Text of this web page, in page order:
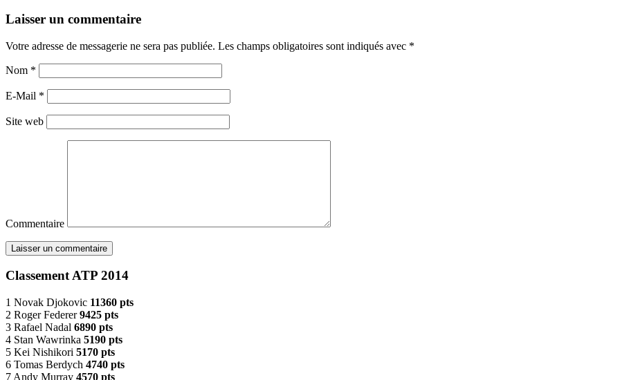
Laisser un commentaire
Votre adresse de messagerie ne sera pas publiée. Les champs obligatoires sont indiqués avec *
Nom *
E-Mail *
Site web
Commentaire
Classement ATP 2014
1 Novak Djokovic 11360 pts
2 Roger Federer9425 pts
3 Rafael Nadal 6890 pts
4 Stan Wawrinka 5190 pts
5 Kei Nishikori 5170 pts
6 Tomas Berdych 4740 pts
7 Andy Murray 4570 pts